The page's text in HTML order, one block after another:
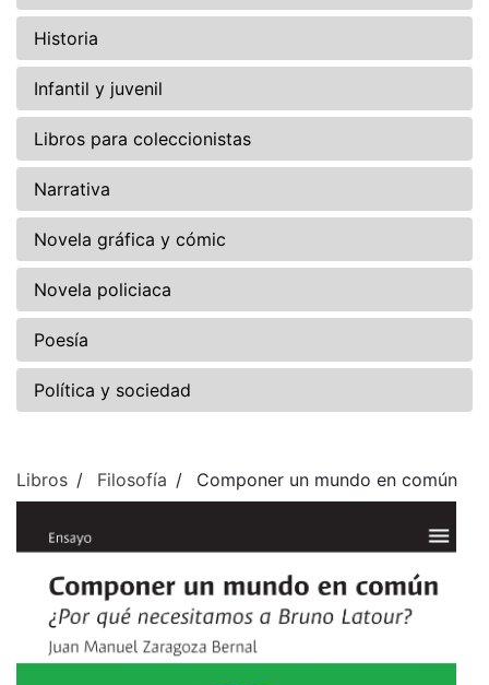
Historia
Infantil y juvenil
Libros para coleccionistas
Narrativa
Novela gráfica y cómic
Novela policiaca
Poesía
Política y sociedad
Libros Filosofía Componer un mundo en común